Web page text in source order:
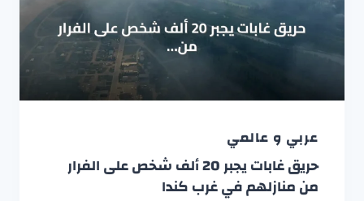
عربي و عالمي
حريق غابات يجبر 20 ألف شخص على الفرار
من منازلهم في غرب كندا